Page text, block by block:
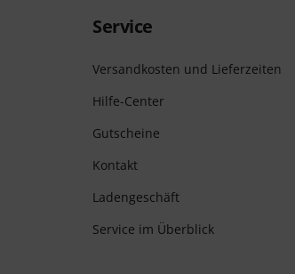
Service
Versandkosten und Lieferzeiten
Hilfe-Center
Gutscheine
Kontakt
Ladengeschäft
Service im Überblick